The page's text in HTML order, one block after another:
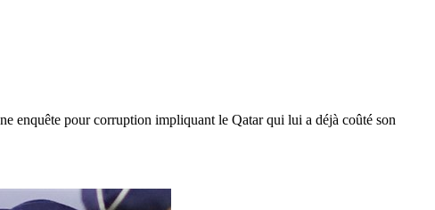
enquête pour corruption impliquant le Qatar qui lui a déjà coûté son